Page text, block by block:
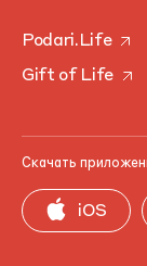
Podari.Life
Gift of Life
Скачать
iOS